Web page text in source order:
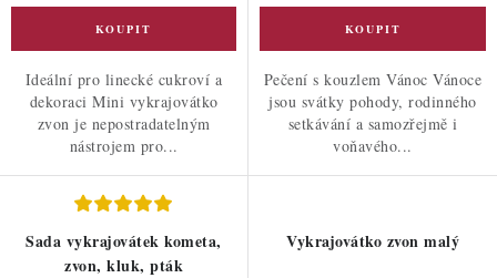
Ideální pro linecké cukroví a
dekoraci Mini vykrajovátko
zvon je nepostradatelným
nástrojem pro...
Pečení s kouzlem Vánoc Vánoce
jsou svátky pohody, rodinného
setkávání a samozřejmě i
voňavého...
Sada vykrajovátek kometa,
zvon, kluk, pták
Vykrajovátko zvon malý